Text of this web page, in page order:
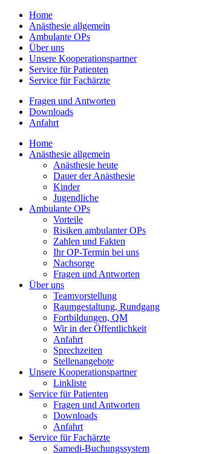
Home
Anästhesie allgemein
Ambulante OPs
Über uns
Unsere Kooperationspartner
Service für Patienten
Service für Fachärzte
Fragen und Antworten
Downloads
Anfahrt
Home
Anästhesie allgemein
Anästhesie heute
Dauer der Anästhesie
Kinder
Jugendliche
Ambulante OPs
Vorteile
Risiken ambulanter OPs
Zahlen und Fakten
Ihr OP-Termin bei uns
Nachsorge
Fragen und Antworten
Über uns
Teamvorstellung
Raumgestaltung, Rundgang
Fortbildungen, QM
Wir in der Öffentlichkeit
Anfahrt
Sprechzeiten
Stellenangebote
Unsere Kooperationspartner
Linkliste
Service für Patienten
Fragen und Antworten
Downloads
Anfahrt
Service für Fachärzte
Samedi-Buchungssystem